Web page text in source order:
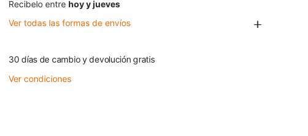
Recibelo entre hoy y jueves
Ver todas las formas de envíos
30 días de cambio y devolución gratis
Ver condiciones